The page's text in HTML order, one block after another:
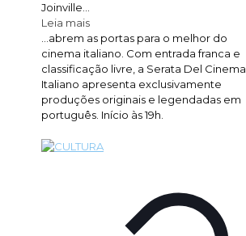
Joinville...
Leia mais
...abrem as portas para o melhor do
cinema italiano. Com entrada franca e
classificação livre, a Serata Del Cinema
Italiano apresenta exclusivamente
produções originais e legendadas em
português. Início às 19h.